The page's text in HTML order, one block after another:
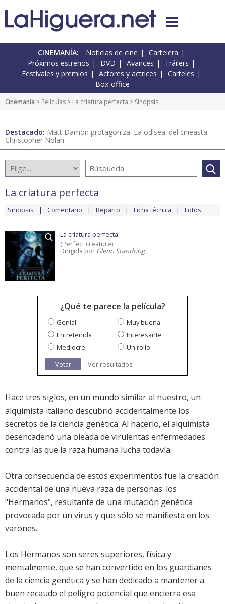
CINEMANÍA: Noticias de cine
Cartelera
Próximos estrenos
DVD Avances
Tráilers
Festivales y premios
Actores y actrices
Carteles
Box-office
Cinemanía > Películas > La criatura perfecta > Sinopsis
Destacado: Matt Damon protagoniza 'La odisea' del cineasta
Christopher Nolan
La criatura perfecta
Sinopsis Comentario Reparto Ficha técnica Fotos
La criatura perfecta
(Perfect creature)
Dirigida por Glenn Standring
¿Qué te parece la película?
Genial
Muy buena
Entretenida
Interesante
Mediocre
Un rollo
Votar
Ver resultados
Hace tres siglos, en un mundo similar al nuestro, un
alquimista italiano descubrió accidentalmente los
secretos de la ciencia genética. Al hacerlo, el alquimista
desencadenó una oleada de virulentas enfermedades
contra las que la raza humana lucha todavía.
Otra consecuencia de estos experimentos fue la creación
accidental de una nueva raza de personas: los
"Hermanos", resultante de una mutación genética
provocada por un virus y que sólo se manifiesta en los
varones.
Los Hermanos son seres superiores, física y
mentalmente, que se han convertido en los guardianes
de la ciencia genética y se han dedicado a mantener a
buen recaudo el peligro potencial que encierra esa